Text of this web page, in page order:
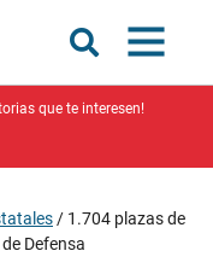
que te interesen!
/ 1.704 plazas de
Defensa